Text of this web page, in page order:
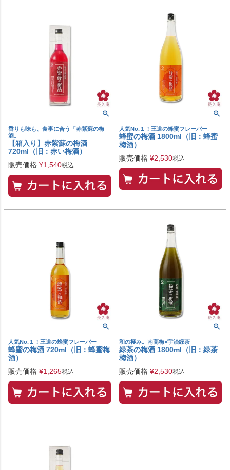
香りも味も、食事に合う「赤紫蘇の梅
酒」
【箱入り】赤紫蘇の梅酒
720ml（旧：赤い梅酒）
販売価格 ¥1,540税込
人気No.１！王道の蜂蜜フレーバー
蜂蜜の梅酒 1800ml（旧：蜂蜜
梅酒）
販売価格 ¥2,530税込
人気No.１！王道の蜂蜜フレーバー
蜂蜜の梅酒 720ml（旧：蜂蜜梅
酒）
販売価格 ¥1,265税込
和の極み。南高梅×宇治緑茶
緑茶の梅酒 1800ml（旧：緑茶
梅酒）
販売価格 ¥2,530税込